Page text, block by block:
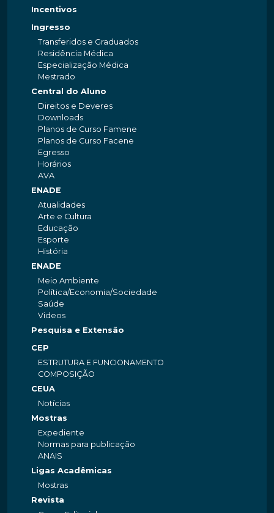
Incentivos
Ingresso
Transferidos e Graduados
Residência Médica
Especialização Médica
Mestrado
Central do Aluno
Direitos e Deveres
Downloads
Planos de Curso Famene
Planos de Curso Facene
Egresso
Horários
AVA
ENADE
Atualidades
Arte e Cultura
Educação
Esporte
História
ENADE
Meio Ambiente
Política/Economia/Sociedade
Saúde
Videos
Pesquisa e Extensão
CEP
ESTRUTURA E FUNCIONAMENTO
COMPOSIÇÃO
CEUA
Notícias
Mostras
Expediente
Normas para publicação
ANAIS
Ligas Acadêmicas
Mostras
Revista